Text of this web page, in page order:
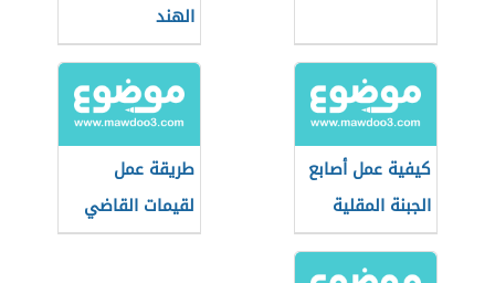
الهند
كيفية عمل أصابع
الجبنة المقلية
طريقة عمل
لقيمات القاضي
الجاهزة